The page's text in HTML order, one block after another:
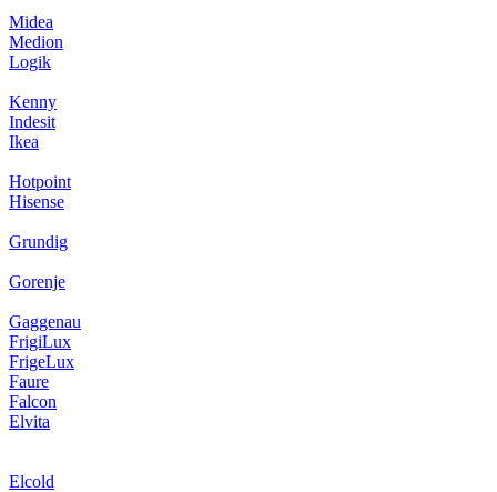
Midea
Medion
Logik
Kenny
Indesit
Ikea
Hotpoint
Hisense
Grundig
Gorenje
Gaggenau
FrigiLux
FrigeLux
Faure
Falcon
Elvita
Elcold